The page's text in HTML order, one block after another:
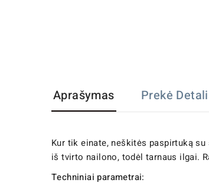
Aprašymas Prekė
Kur tik einate, neškitės paspirtuką
iš tvirto nailono, todėl tarnaus ilgai.
Techniniai parametrai: